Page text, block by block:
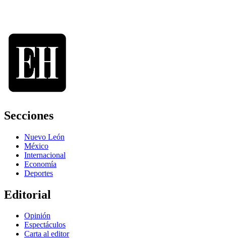
Secciones
Nuevo León
México
Internacional
Economía
Deportes
Editorial
Opinión
Espectáculos
Carta al editor